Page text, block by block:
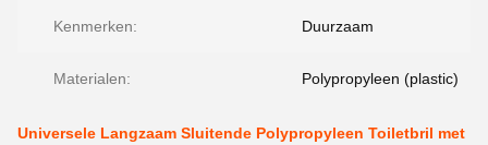
Kenmerken: Duurzaam
Materialen: Polypropyleen (plastic)
Universele Langzaam Sluitende Polypropyleen Toiletbril met